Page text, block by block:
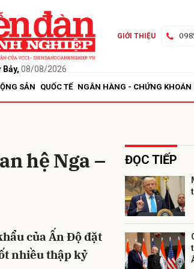
Bảy, 08/08/2026
GIỚI THIỆU
SẢN QUỐC TẾ NGÂN HÀNG - CHỨNG KHOÁN
hệ Nga –
của Ấn Độ đặt
nhiều thập kỷ
ĐỌC TIẾP
Gửi